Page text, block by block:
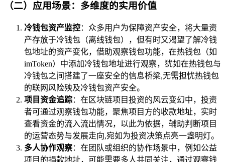
（二）应用场景：多维度的实用价值
冷钱包资产监控：众多用户为保障资产安全，将大量资
产存放于冷钱包（离线钱包），但有时又渴望了解冷钱
包地址的资产变化，借助观察钱包功能，在热钱包（如
imToken）中添加冷钱包地址进行观察，犹如在热钱包与
冷钱包之间搭建了一座安全的信息桥梁,无需担忧热钱包
的联网风险殃及冷钱包资产安全。
项目资金追踪：在区块链项目投资的风云变幻中，投资
者可通过观察钱包功能，聚焦项目方的收款地址，实时
查看资金的流入流出情况，以此为依据，辅助判断项目
的运营态势与发展走向,宛如为投资决策点亮一盏明灯。
多人协作观察：在团队或组织的协作场景中，例如公益
项目的捐款地址，可能需要多人共同关注，通过观察钱